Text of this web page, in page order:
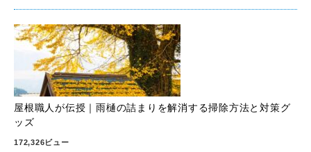
屋根職人が伝授｜雨樋の詰まりを解消する掃除方法と対策グ
ッズ
172,326ビュー